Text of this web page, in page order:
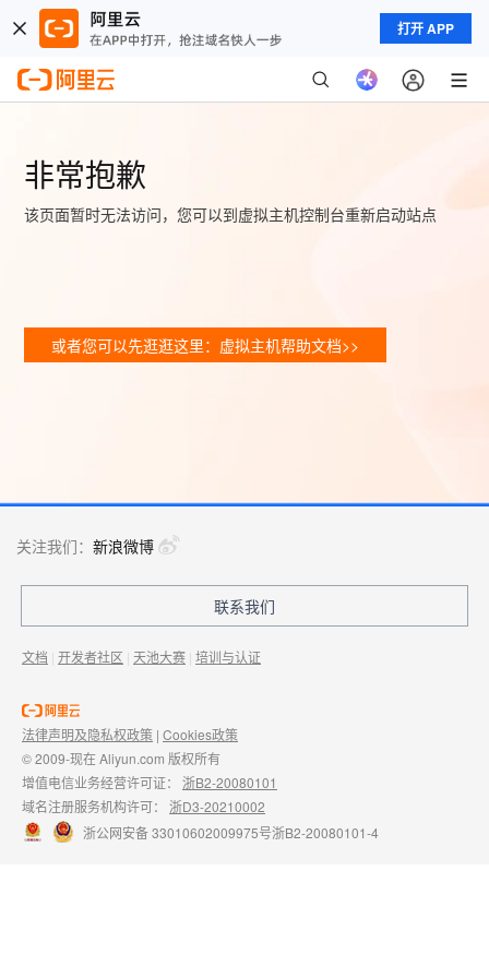
打开 APP
非常抱歉
该页面暂时无法访问，您可以到虚拟主机控制台重新启动站点
或者您可以先逛逛这里：虚拟主机帮助文档>>